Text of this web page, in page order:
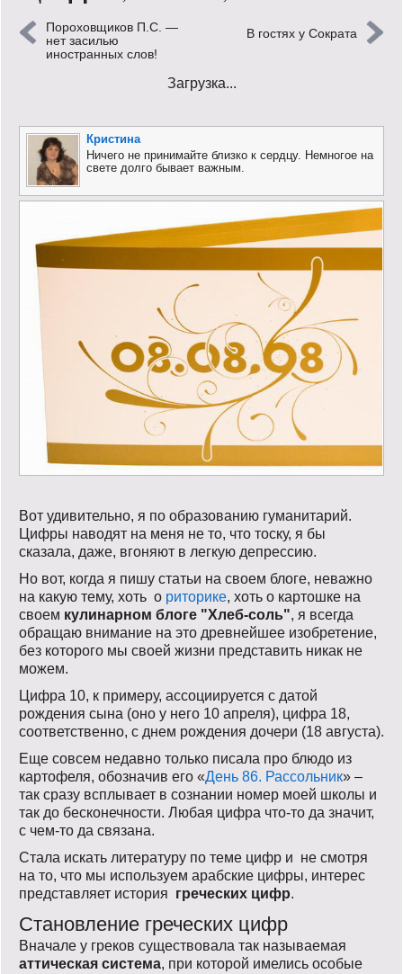
Кинообзор
Книгообзор
Логика
Поговорим?!
Слово гостям
Философские размышления
Login
Пороховщиков П.С. —
нет засилью
иностранных слов!
В гостях у Сократа
Загрузка...
Кристина
Ничего не принимайте близко к сердцу. Немногое на
свете долго бывает важным.
Вот удивительно, я по образованию гуманитарий.
Цифры наводят на меня не то, что тоску, я бы
сказала, даже, вгоняют в легкую депрессию.
Но вот, когда я пишу статьи на своем блоге, неважно
на какую тему, хоть о риторике, хоть о картошке на
своем кулинарном блоге "Хлеб-соль", я всегда
обращаю внимание на это древнейшее изобретение,
без которого мы своей жизни представить никак не
можем.
Цифра 10, к примеру, ассоциируется с датой
рождения сына (оно у него 10 апреля), цифра 18,
соответственно, с днем рождения дочери (18 августа).
Еще совсем недавно только писала про блюдо из
картофеля, обозначив его «День 86. Рассольник» –
так сразу всплывает в сознании номер моей школы и
так до бесконечности. Любая цифра что-то да значит,
с чем-то да связана.
Стала искать литературу по теме цифр и не смотря
на то, что мы используем арабские цифры, интерес
представляет история греческих цифр.
Становление греческих цифр
Вначале у греков существовала так называемая
аттическая система, при которой имелись особые